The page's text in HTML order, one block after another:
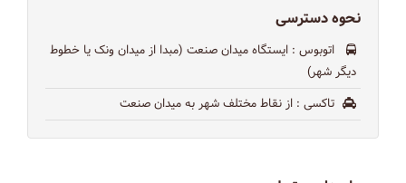
نحوه دسترسی
اتوبوس : ایستگاه میدان صنعت (مبدا از میدان ونک یا خطوط
دیگر شهر)
تاکسی : از نقاط مختلف شهر به میدان صنعت